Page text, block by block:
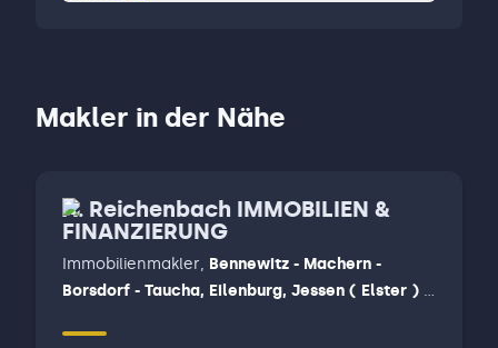
Makler in der Nähe
A. Reichenbach IMMOBILIEN &
FINANZIERUNG
Immobilienmakler, Bennewitz - Machern -
Borsdorf - Taucha, Eilenburg, Jessen ( Elster ) -